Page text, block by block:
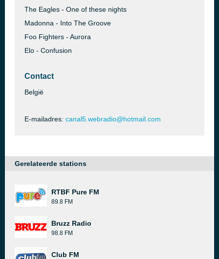
The Eagles - One of these nights
Madonna - Into The Groove
Foo Fighters - Aurora
Elo - Confusion
Contact
België
E-mailadres: canal5.webradio@hotmail.com
Gerelateerde stations
RTBF Pure FM
89.8 FM
Bruzz Radio
98.8 FM
Club FM